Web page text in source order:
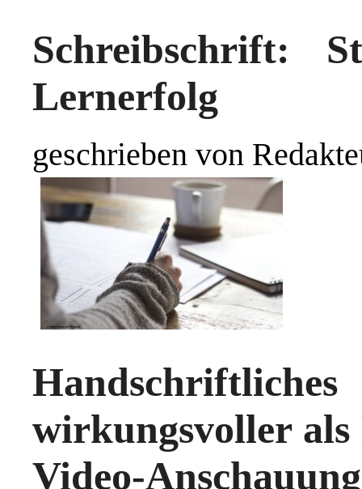
Schreibschrift:
Lernerfolg
geschrieben von
wirkungsvoller
Video-Anschauung